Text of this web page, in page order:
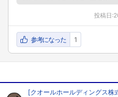
投稿日:
参考になった 1
[クオールホールディングス株